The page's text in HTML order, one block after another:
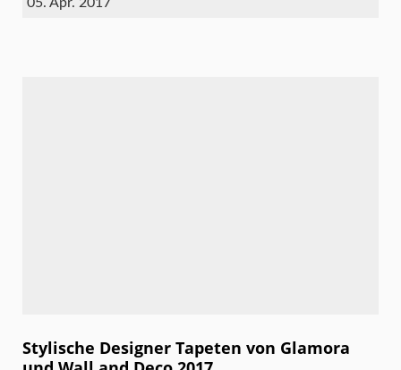
Stylische Designer Tapeten von Glamora